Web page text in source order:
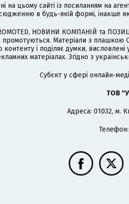
на цьому сайті із посиланням на
в будь-якій формі, інакше
НОВИНИ КОМПАНІЙ та
промотуються. Матеріали з
контенту і поділяє думки,
матеріалах. Згідно з
Cубєкт у сфері онлайн-
ТОВ
Адреса: 01032, м.
Телефон: